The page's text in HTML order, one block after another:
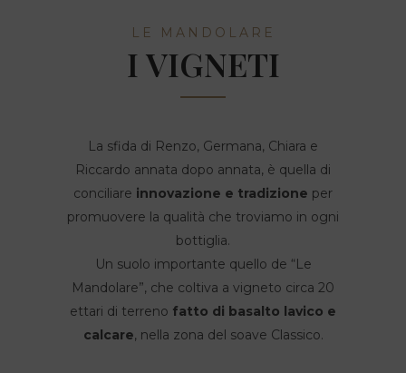
LE MANDOLARE
I VIGNETI
La sfida di Renzo, Germana, Chiara e
Riccardo annata dopo annata, è quella di
conciliare innovazione e tradizione per
promuovere la qualità che troviamo in ogni
bottiglia.
Un suolo importante quello de “Le
Mandolare”, che coltiva a vigneto circa 20
ettari di terreno fatto di basalto lavico e
calcare, nella zona del soave Classico.